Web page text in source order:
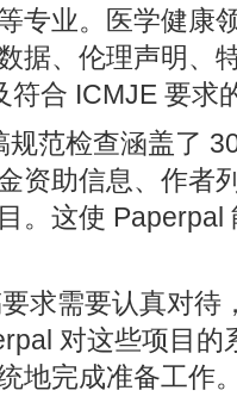
专业。医学健康
据、伦理声明、
符合 ICMJE 要求
规范检查涵盖了
资助信息、作者
。这使 Paperpal
求需要认真对待
对这些项目的
地完成准备工作